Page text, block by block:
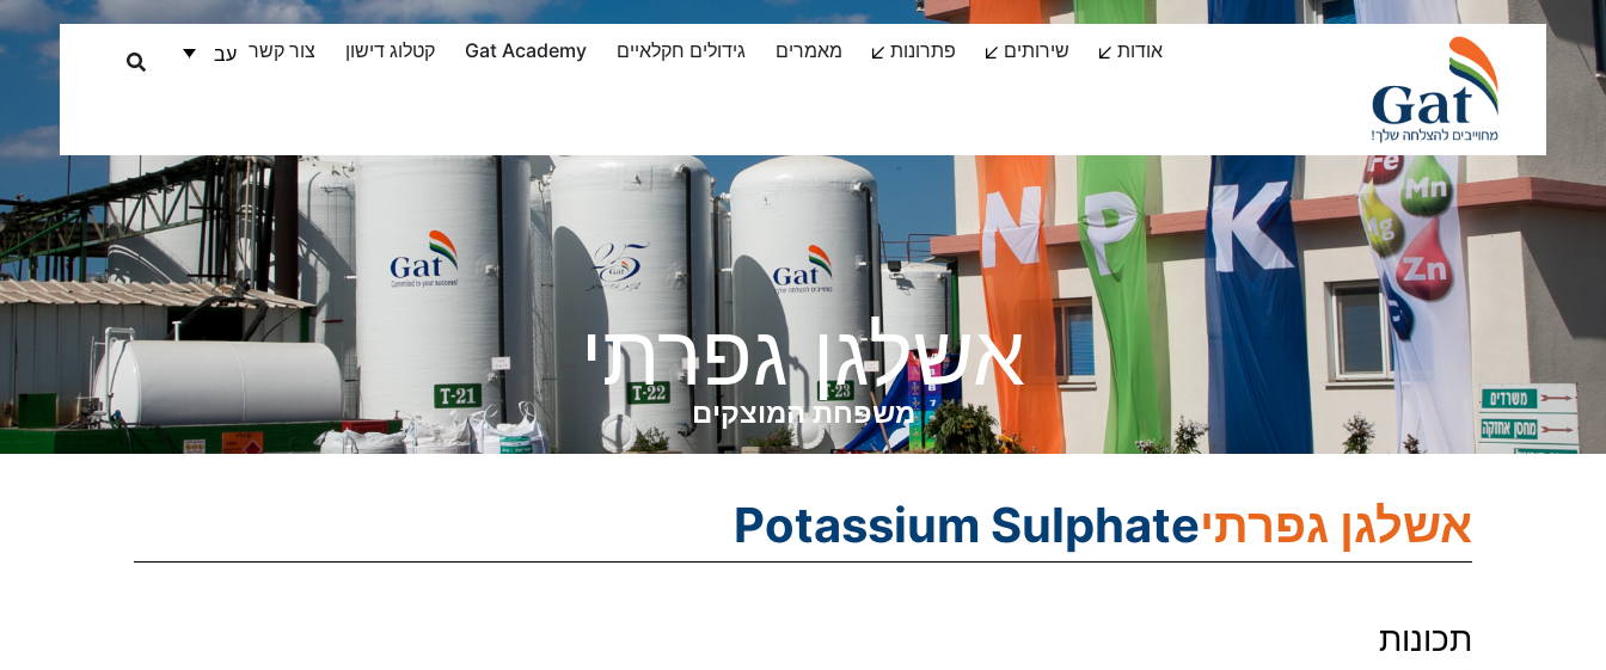
אודות שירותים פתרונות מאמרים גידולים חקלאיים Gat Academy קטלוג דישון צור קשר עב
אשלגן גפרתי
משפחת המוצקים
אשלגן גפרתיPotassium Sulphate
תכונות